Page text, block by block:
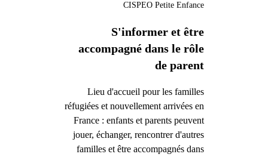
S'informer et être
accompagné dans le rôle
de parent
Lieu d'accueil pour les familles
réfugiées et nouvellement arrivées en
France : enfants et parents peuvent
jouer, échanger, rencontrer d'autres
familles et être accompagnés dans
CISPEO Petite Enfance